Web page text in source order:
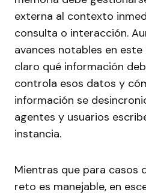
externa al contexto
consulta o interacción.
avances notables en
claro qué información
controla esos datos y
información se
agentes y usuarios
instancia.
Mientras que para casos
reto es manejable, en